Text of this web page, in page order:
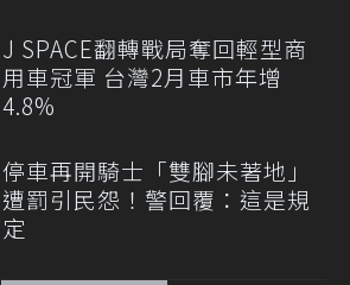
J SPACE翻轉戰局奪回輕型商
用車冠軍 台灣2月車市年增
4.8%
停車再開騎士「雙腳未著地」
遭罰引民怨！警回覆：這是規
定